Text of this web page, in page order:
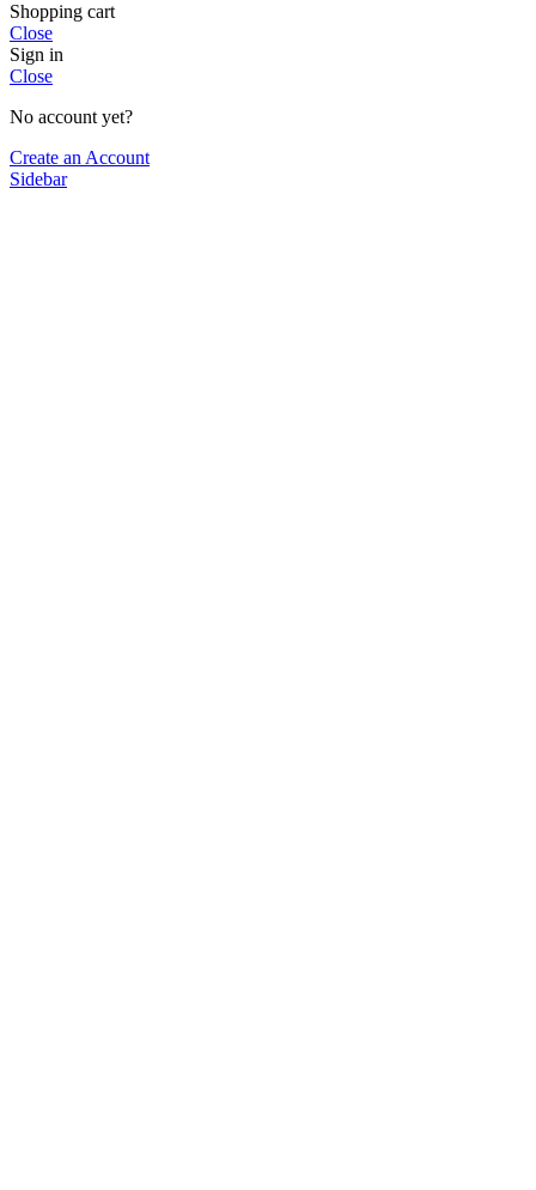
Shopping cart
Close
Sign in
Close
No account yet?
Create an Account
Sidebar